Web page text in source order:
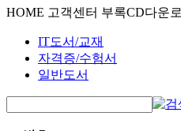
HOME 고객센터 부록CD다운
IT도서/교재
자격증/수험서
일반도서